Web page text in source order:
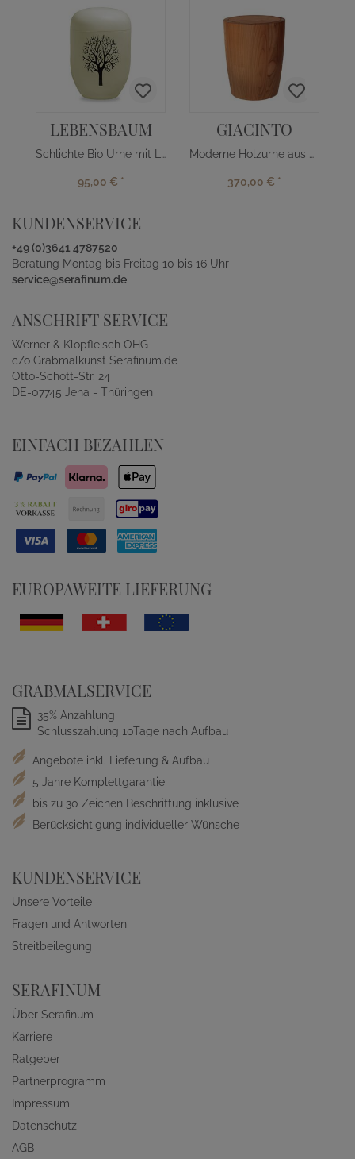
LEBENSBAUM
Schlichte Bio Urne mit Lebensbaum
95,00 € *
GIACINTO
Moderne Holzurne aus Kirschbaum
370,00 € *
KUNDENSERVICE
+49 (0)3641 4787520
Beratung Montag bis Freitag 10 bis 16 Uhr
service@serafinum.de
ANSCHRIFT SERVICE
Werner & Klopfleisch OHG
c/o Grabmalkunst Serafinum.de
Otto-Schott-Str. 24
DE-07745 Jena - Thüringen
EINFACH BEZAHLEN
EUROPAWEITE LIEFERUNG
GRABMALSERVICE
35% Anzahlung
Schlusszahlung 10Tage nach Aufbau
Angebote inkl. Lieferung & Aufbau
5 Jahre Komplettgarantie
bis zu 30 Zeichen Beschriftung inklusive
Berücksichtigung individueller Wünsche
KUNDENSERVICE
Unsere Vorteile
Fragen und Antworten
Streitbeilegung
SERAFINUM
Über Serafinum
Karriere
Ratgeber
Partnerprogramm
Impressum
Datenschutz
AGB